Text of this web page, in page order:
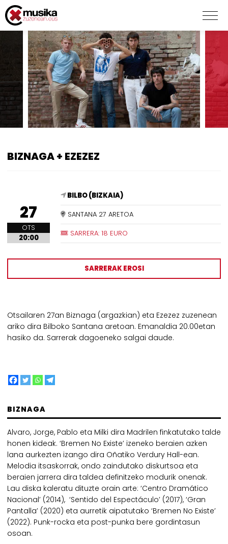
BIZNAGA + EZEZEZ
27
OTS
20:00
BILBO (BIZKAIA)
SANTANA 27 ARETOA
SARRERA: 18 EURO
SARRERAK EROSI
Otsailaren 27an Biznaga (argazkian) eta Ezezez zuzenean
ariko dira Bilboko Santana aretoan. Emanaldia 20.00etan
hasiko da. Sarrerak dagoeneko salgai daude.
BIZNAGA
Alvaro, Jorge, Pablo eta Milki dira Madrilen finkatutako talde
honen kideak. ‘Bremen No Existe’ izeneko beraien azken
lana aurkezten izango dira Oñatiko Verdury Hall-ean.
Melodia itsaskorrak, ondo zaindutako diskurtsoa eta
beraien jarrera dira taldea definitzeko modurik onenak.
Lau diska kaleratu dituzte orain arte: ‘Centro Dramático
Nacional’ (2014), ‘Sentido del Espectáculo’ (2017), ‘Gran
Pantalla’ (2020) eta aurretik aipatutako ‘Bremen No Existe’
(2022). Punk-rocka eta post-punka bere gordintasun
osoan.